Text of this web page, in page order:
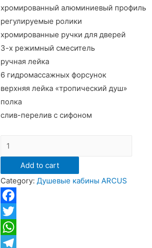
хромированный алюминиевый профиль
регулируемые ролики
хромированные ручки для дверей
3-х режимный смеситель
ручная лейка
6 гидромассажных форсунок
верхняя лейка «тропический душ»
полка
слив-перелив с сифоном
Душевая
кабина
AS-
113
размер
100*100*215
quantity
Add to cart
Category: Душевые кабины ARCUS
Facebook
Twitter
WhatsApp